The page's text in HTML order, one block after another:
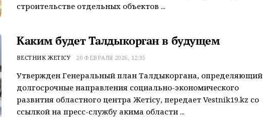
строительстве отдельных объектов ...
Каким будет Талдыкорган в будущем
ВЕСТНИК ЖЕТІСУ 20 ФЕВРАЛЯ 2026, 12:35
Утвержден Генеральный план Талдыкоргана, определяющий
долгосрочные направления социально-экономического
развития областного центра Жетісу, передает Vestnik19.kz со
ссылкой на пресс-службу акима области ...